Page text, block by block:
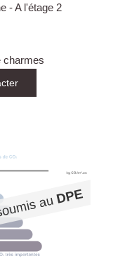
- A l'étage 2
charmes